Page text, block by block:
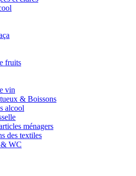
fruits
vin
& Boissons
alcool
ménagers
des textiles
& WC